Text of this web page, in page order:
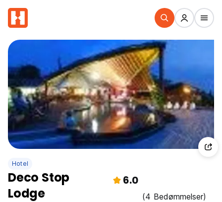
Hotel
Deco Stop
Lodge
6.0
(4 Bedømmelser)